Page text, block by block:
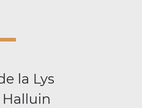
la Lys
Halluin